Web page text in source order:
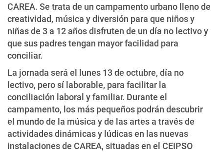
CAREA. Se trata de un campamento urbano lleno de
creatividad, música y diversión para que niños y
niñas de 3 a 12 años disfruten de un día no lectivo y
que sus padres tengan mayor facilidad para
conciliar.
La jornada será el lunes 13 de octubre, día no
lectivo, pero sí laborable, para facilitar la
conciliación laboral y familiar. Durante el
campamento, los más pequeños podrán descubrir
el mundo de la música y de las artes a través de
actividades dinámicas y lúdicas en las nuevas
instalaciones de CAREA, situadas en el CEIPSO